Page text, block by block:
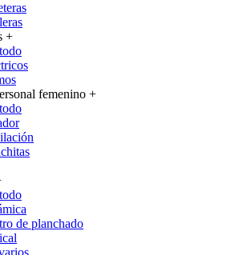
+
femenino +
de planchado